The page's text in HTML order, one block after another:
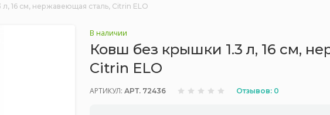
16 см, нержавеющая сталь, Citrin ELO
В наличии
Ковш без крышки 1.3 л, 16 см,
Citrin ELO
АРТИКУЛ: АРТ. 72436 Отзывов: 0